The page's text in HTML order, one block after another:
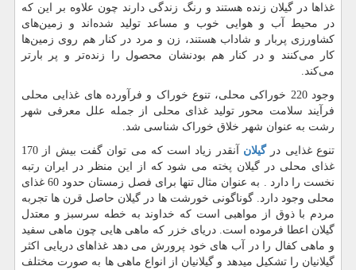
غذاها در گیلان زنده هستند و رنگ زندگی دارند چون علاوه بر این ‌که
در محیط آب و هوایی خوب و مساعد تولید شده‌اند و ‌زمین‌های
کشاورزی پربار و شاداب هستند، زن و مرد در کنار هم روی زمین‌ها
کار می‌کنند و در کنار هم بودنشان محصول را زنده‌تر و پر بارتر
می‌کند.
وجود 220 خوراکی محلی، تنوع خوراک و فرآورده های غذایی محلی
فرآیند سلامت محور تولید غذای محلی از جمله علل معرفی شهر
رشت به عنوان شهر خلاق خوراک شناسی شد.
تنوع غذایی درگیلان
آنقدر زیاد است که می توان گفت بیش از 170
غذای محلی در گیلان پخته می شود که از این منظر در ایران رتبه
نخست را دارد . به عنوان مثال تنها برای فصل زمستان حدود 60 غذای
محلی وجود دارد. گوناگونی خورشت ها در گیلان حاصل قرن ها تجربه
مردم با ذوق از مواهبی است که خداوند به خطه سرسبز و معتدل
گیلان اعطا فرموده است. دریای خزر که ماهی هایی چون ماهی سفید
و ماهی کفال را در آب های خود پرورش می دهد غذاهای دریایی اکثر
گیلانیان را تشکیل میدهد و گیلانیان از انواع ماهی ها به صورت مختلف